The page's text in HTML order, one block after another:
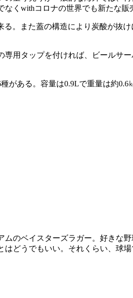
くwithコロナの世界でも新たな販
。また蓋の構造により炭酸が抜
用タップを付ければ、ビールサ
がある。容量は0.9Lで重量は約
のベイスターズラガー。好き
どうでもいい。それくらい、球場